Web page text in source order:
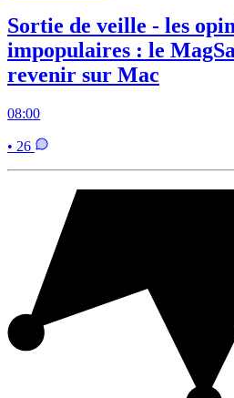
Sortie de veille - les
impopulaires : le
revenir sur Mac
08:00
• 26